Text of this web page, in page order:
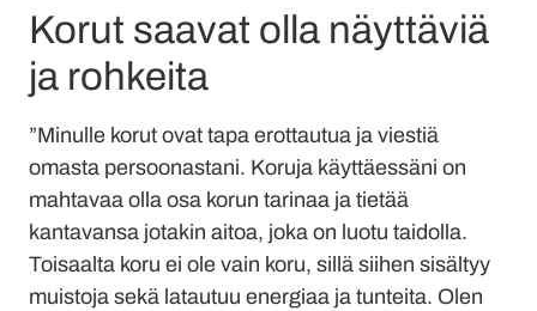
Korut saavat olla näyttäviä
ja rohkeita
”Minulle korut ovat tapa erottautua ja viestiä
omasta persoonastani. Koruja käyttäessäni on
mahtavaa olla osa korun tarinaa ja tietää
kantavansa jotakin aitoa, joka on luotu taidolla.
Toisaalta koru ei ole vain koru, sillä siihen sisältyy
muistoja sekä latautuu energiaa ja tunteita. Olen